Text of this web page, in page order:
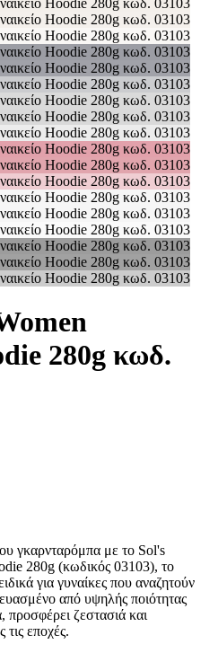
280g κωδ.
γκαρνταρόμπα με το Sol's
280g (κωδικός 03103), το
για γυναίκες που αναζητούν
από υψηλής ποιότητας
ζεστασιά και
τις εποχές.